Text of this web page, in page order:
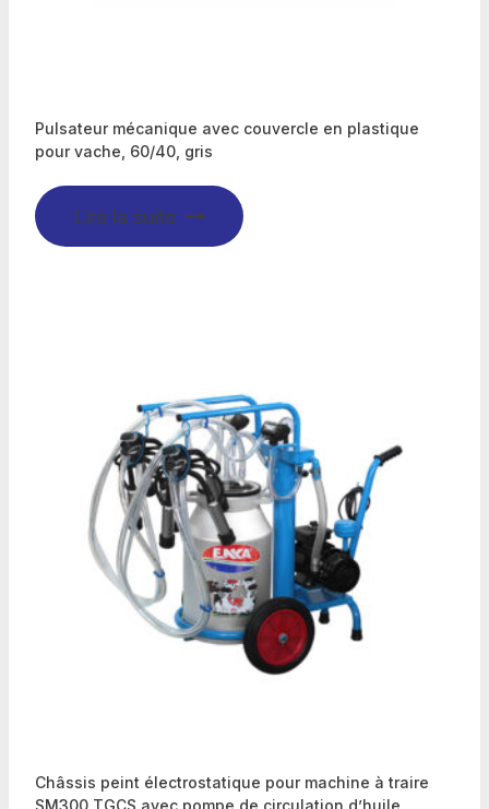
Pulsateur mécanique avec couvercle en plastique
pour vache, 60/40, gris
Lire la suite
Châssis peint électrostatique pour machine à traire
SM300 TGÇS avec pompe de circulation d’huile